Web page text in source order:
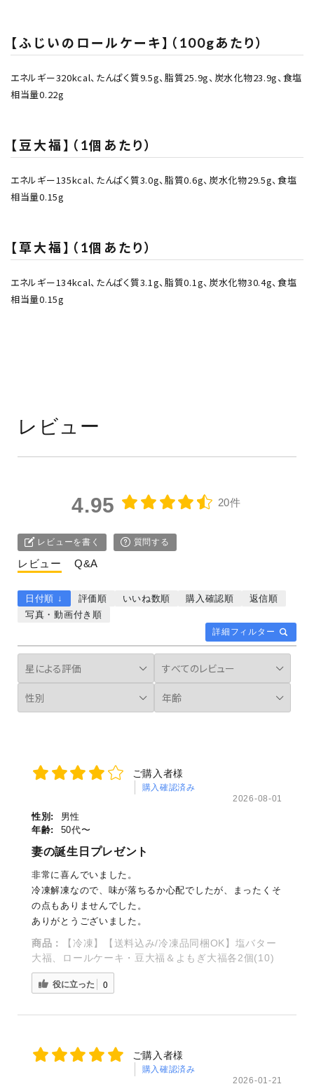
【ふじいのロールケーキ】（100gあたり）
エネルギー320kcal、たんぱく質9.5g、脂質25.9g、炭水化物23.9g、食塩
相当量0.22g
【豆大福】（1個あたり）
エネルギー135kcal、たんぱく質3.0g、脂質0.6g、炭水化物29.5g、食塩
相当量0.15g
【草大福】（1個あたり）
エネルギー134kcal、たんぱく質3.1g、脂質0.1g、炭水化物30.4g、食塩
相当量0.15g
レビュー
4.95 20件
レビューを書く 質問する
レビュー Q&A
詳細フィルター
日付順 ↓ 評価順 いいね数順 購入確認順
返信順
写真・動画付き順
ご購入者様
購入確認済み
2026-08-01
性別:
男性
年齢:
50代〜
妻の誕生日プレゼント
非常に喜んでいました。
冷凍解凍なので、味が落ちるか心配でしたが、まったくそ
の点もありませんでした。
ありがとうございました。
商品：
【冷凍】【送料込み/冷凍品同梱OK】塩バター
大福、ロールケーキ・豆大福＆よもぎ大福各2個(10)
役に立った 0
ご購入者様
購入確認済み
2026-01-21